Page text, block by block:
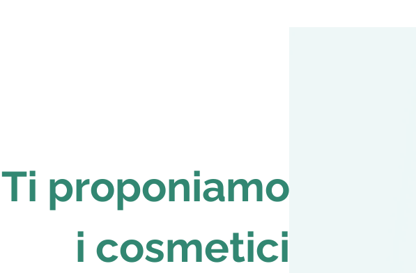
Ti proponiamo
i cosmetici